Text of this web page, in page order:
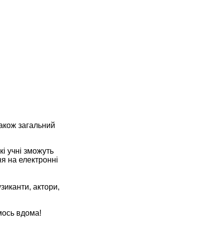
загальний
учні зможуть
на електронні
актори,
вдома!